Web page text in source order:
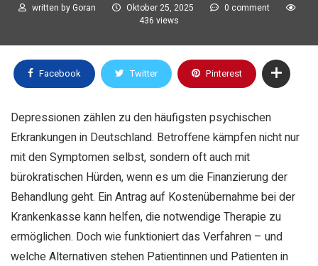
written byGoran Oktober 25, 2025
0 comment
436 views
Facebook Twitter Pinterest
Depressionen zählen zu den häufigsten psychischen
Erkrankungen in Deutschland. Betroffene kämpfen nicht nur
mit den Symptomen selbst, sondern oft auch mit
bürokratischen Hürden, wenn es um die Finanzierung der
Behandlung geht. Ein Antrag auf Kostenübernahme bei der
Krankenkasse kann helfen, die notwendige Therapie zu
ermöglichen. Doch wie funktioniert das Verfahren – und
welche Alternativen stehen Patientinnen und Patienten in